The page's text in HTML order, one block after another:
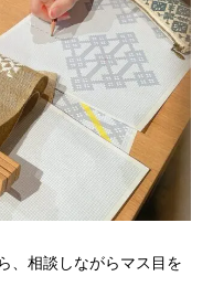
、相談しながらマス目を